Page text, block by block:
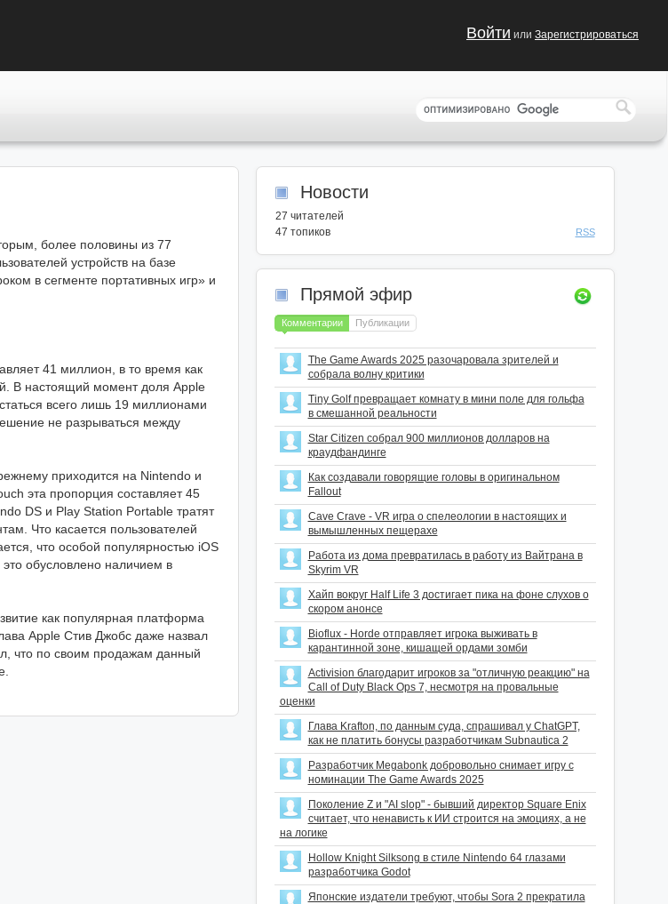
Войти или Зарегистрироваться
более половины из 77
устройств на базе
в сегменте портативных игр» и
41 миллион, в то время как
В настоящий момент доля Apple
всего лишь 19 миллионами
не разрываться между
приходится на Nintendo и
эта пропорция составляет 45
DS и Play Station Portable тратят
Что касается пользователей
что особой популярностью iOS
обусловлено наличием в
как популярная платформа
Apple Стив Джобс даже назвал
что по своим продажам данный
Новости
27 читателей
47 топиков
RSS
Прямой эфир
Комментарии Публикации
The Game Awards 2025 разочаровала зрителей и
собрала волну критики
Tiny Golf превращает комнату в мини поле для гольфа
в смешанной реальности
Star Citizen собрал 900 миллионов долларов на
краудфандинге
Как создавали говорящие головы в оригинальном
Fallout
Cave Crave - VR игра о спелеологии в настоящих и
вымышленных пещерахе
Работа из дома превратилась в работу из Вайтрана в
Skyrim VR
Хайп вокруг Half Life 3 достигает пика на фоне слухов о
скором анонсе
Bioflux - Horde отправляет игрока выживать в
карантинной зоне, кишащей ордами зомби
Activision благодарит игроков за "отличную реакцию" на
Call of Duty Black Ops 7, несмотря на провальные
оценки
Глава Krafton, по данным суда, спрашивал у ChatGPT,
как не платить бонусы разработчикам Subnautica 2
Разработчик Megabonk добровольно снимает игру с
номинации The Game Awards 2025
Поколение Z и "AI slop" - бывший директор Square Enix
считает, что ненависть к ИИ строится на эмоциях, а не
на логике
Hollow Knight Silksong в стиле Nintendo 64 глазами
разработчика Godot
Японские издатели требуют, чтобы Sora 2 прекратила